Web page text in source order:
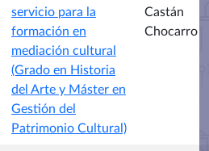
servicio para la
formación en
mediación cultural
(Grado en Historia
del Arte y Máster en
Gestión del
Patrimonio Cultural)
Castán
Chocarro